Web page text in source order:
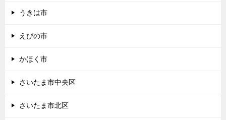
うきは市
えびの市
かほく市
さいたま市中央区
さいたま市北区